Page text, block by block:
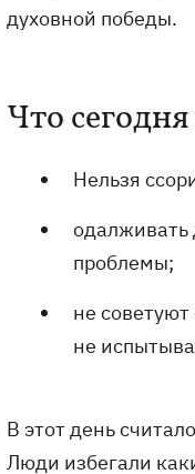
духовной победы.
Что
Нельзя
одалживать
проблемы;
не
не
В этот день
Люди избегали